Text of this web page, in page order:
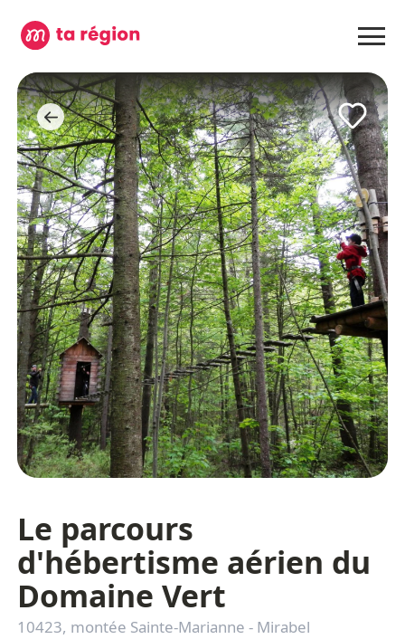
Le parcours
d'hébertisme aérien du
Domaine Vert
10423, montée Sainte-Marianne - Mirabel